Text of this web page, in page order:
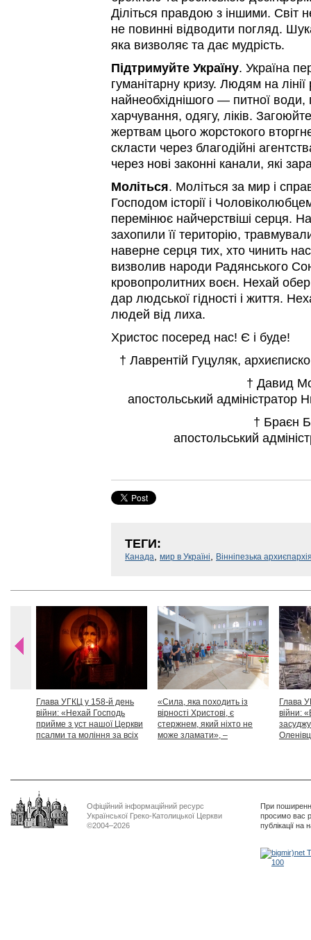
Діліться правдою з іншими. Світ
не повинні відводити погляд.
яка визволяє та дає мудрість.
Підтримуйте Україну. Україна
гуманітарну кризу. Людям на
найнеобхіднішого — питної води,
харчування, одягу, ліків.
жертвам цього жорстокого
скласти через благодійні
через нові законні канали, які
Моліться. Моліться за мир і
Господом історії і
перемінює найчерствіші серця.
захопили її територію,
наверне серця тих, хто чинить
визволив народи Радянського
кровопролитних воєн. Нехай
дар людської гідності і життя.
людей від лиха.
Христос посеред нас! Є і буде!
† Лаврентій Гуцуляк,
† Давид
апостольський адміністратор
† Браєн
апостольський
ТЕГИ:
Канада, мир в Україні, Вінніпезька
Глава УГКЦ у 158-й день
війни: «Нехай Господь
прийме з уст нашої Церкви
псалми та моління за всіх
«Сила, яка походить із
вірності Христові, є
стержнем, який ніхто не
може зламати», –
Глава
війни:
Офіційний інформаційний ресурс
Української Греко-Католицької Церкви
©2004–2026
При
просимо вас
публікації на